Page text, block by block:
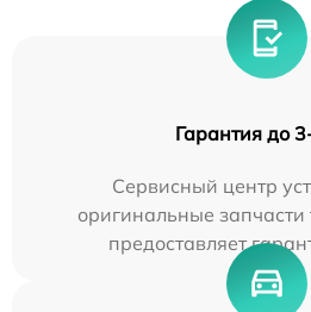
Гарантия до
Сервисный центр
оригинальные запчасти
предоставляет